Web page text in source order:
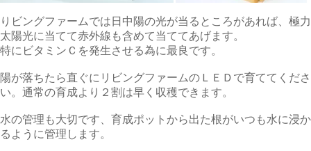
りビングファームでは日中陽の光が当るところがあれば、極力
太陽光に当てて赤外線も含めて当ててあげます。
特にビタミンＣを発生させる為に最良です。
陽が落ちたら直ぐにリビングファームのＬＥＤで育ててくださ
い。通常の育成より２割は早く収穫できます。
水の管理も大切です、 育成ポットから出た根がいつも水に浸か
るように管理します。